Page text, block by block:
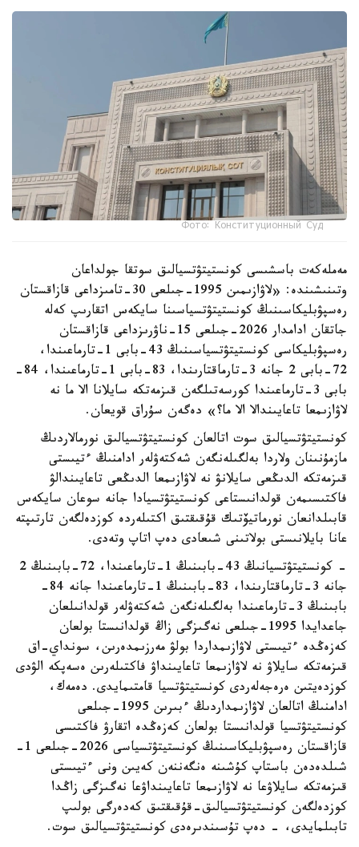
Фото: Конституционный Суд
مەملەكەت باسشىسى كونستيتۋتسيالىق سوتقا جولداعان
وتىنىشىندە: «لاۋازىمىن 1995-جىلعى 30-تامىزداعى قازاقستان
رەسپۋبليكاسىنىڭ كونستيتۋتسياسىنا سايكەس اتقارىپ كەلە
جاتقان ادامدار 2026-جىلعى 15-ناۋرىزداعى قازاقستان
رەسپۋبليكاسى كونستيتۋتسياسىنىڭ 43-بابى 1-تارماعىندا،
72-بابى 2 جانە 3-تارماقتارىندا، 83-بابى 1-تارماعىندا، 84-
بابى 3-تارماعىندا كورسەتىلگەن قىزمەتكە سايلانا الا ما نە
لاۋازىمعا تاعايىندالا الا ما؟» دەگەن سۇراق قويعان.
كونستيتۋتسيالىق سوت اتالعان كونستيتۋتسيالىق نورمالاردىڭ
مازمۇنىنان ولاردا بەلگىلەنگەن شەكتەۋلەر ادامنىڭ ءتيىستى
قىزمەتكە الدىڭعى سايلانۋ نە لاۋازىمعا الدىڭعى تاعايىندالۋ
فاكتىسىمەن قولدانىستاعى كونستيتۋتسيادا جانە سوعان سايكەس
قابىلدانعان نورماتيۆتىك قۇقىقتىق اكتىلەردە كوزدەلگەن تارتىپتە
عانا بايلانىستى بولاتىنى شىعادى دەپ اتاپ وتەدى.
- كونستيتۋتسيانىڭ 43-بابىنىڭ 1-تارماعىندا، 72-بابىنىڭ 2
جانە 3-تارماقتارىندا، 83-بابىنىڭ 1-تارماعىندا جانە 84-
بابىنىڭ 3-تارماعىندا بەلگىلەنگەن شەكتەۋلەر قولدانىلعان
جاعدايدا 1995-جىلعى نەگىزگى زاڭ قولدانىستا بولعان
كەزەڭدە ءتيىستى لاۋازىمداردا بولۋ مەرزىمدەرىن، سونداي-اق
قىزمەتكە سايلاۋ نە لاۋازىمعا تاعايىنداۋ فاكتىلەرىن ەسەپكە الۋدى
كوزدەيتىن ەرەجەلەردى كونستيتۋتسيا قامتىمايدى. دەمەك،
ادامنىڭ اتالعان لاۋازىمداردىڭ ءبىرىن 1995-جىلعى
كونستيتۋتسيا قولدانىستا بولعان كەزەڭدە اتقارۋ فاكتىسى
قازاقستان رەسپۋبليكاسىنىڭ كونستيتۋتسياسى 2026-جىلعى 1-
شىلدەدەن باستاپ كۇشىنە ەنگەننەن كەيىن ونى ءتيىستى
قىزمەتكە سايلاۋعا نە لاۋازىمعا تاعايىنداۋعا نەگىزگى زاڭدا
كوزدەلگەن كونستيتۋتسيالىق-قۇقىقتىق كەدەرگى بولىپ
تابىلمايدى، - دەپ تۇسىندىرەدى كونستيتۋتسيالىق سوت.